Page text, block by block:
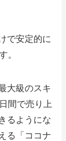
で安定的に
。
大級のスキ
間で売り上
るようにな
る「ココナ